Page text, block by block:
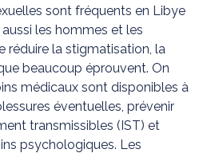
sont fréquents en Libye
les hommes et les
réduire la stigmatisation, la
beaucoup éprouvent. On
médicaux sont disponibles à
éventuelles, prévenir
transmissibles (IST) et
psychologiques. Les